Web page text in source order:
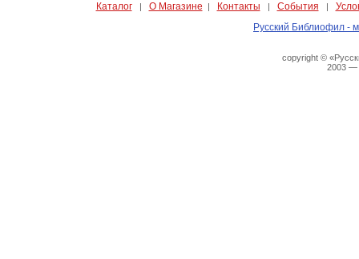
Каталог| О Магазине | Контакты | События |
Русский Библиофил -
copyright ©
2003 —